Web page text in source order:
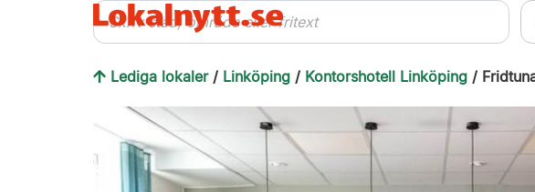
Lediga lokaler / Linköping / Kontorshotell Linköping /